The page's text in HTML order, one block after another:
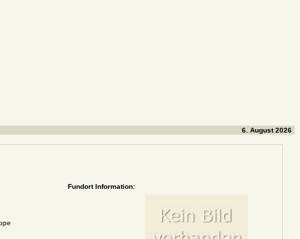
6. August 2026
Fundort Information: